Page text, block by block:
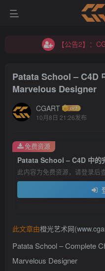
【公告2】：
【公告2】：
Patata School – C4D
Marvelous Designer
CGART
10月8日 21:26发布
此内容为免费资源，请登录后
免费资源
此文章由橙光艺术网
Patata School – Complete
Marvelous Designer
登录
没有账号？立即注册
用户名/手机号/邮箱
记住登录